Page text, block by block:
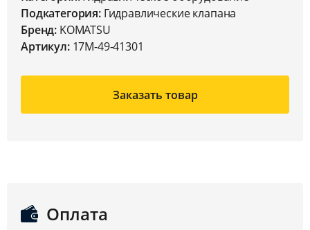
Подкатегория:Гидравлические клапана
Бренд: KOMATSU
Артикул:17M-49-41301
Заказать товар
Оплата